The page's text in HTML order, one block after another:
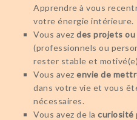
Apprendre à vous
votre énergie intérieure.
Vous avez des projets
(professionnels ou
rester stable et
Vous avez envie de
dans votre vie et vous
nécessaires.
Vous avez de la curiosité